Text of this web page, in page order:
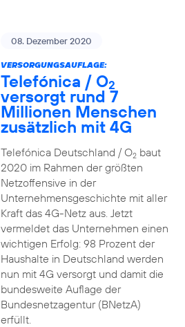
08. Dezember 2020
VERSORGUNGSAUFLAGE:
Telefónica / O2
versorgt rund 7
Millionen Menschen
zusätzlich mit 4G
Telefónica Deutschland / O2baut
2020 im Rahmen der größten
Netzoffensive in der
Unternehmensgeschichte mit aller
Kraft das 4G-Netz aus. Jetzt
vermeldet das Unternehmen einen
wichtigen Erfolg: 98 Prozent der
Haushalte in Deutschland werden
nun mit 4G versorgt und damit die
bundesweite Auflage der
Bundesnetzagentur (BNetzA)
erfüllt.